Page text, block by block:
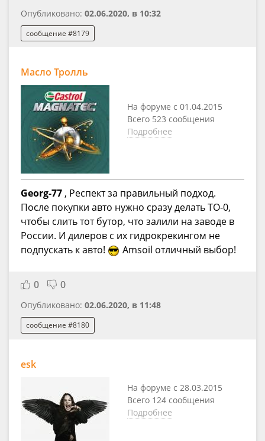
Опубликовано: 02.06.2020, в 10:32
сообщение #8179
Масло Тролль
На форуме с 01.04.2015
Всего 523 сообщения
Подробнее
Georg-77 , Респект за правильный подход.
После покупки авто нужно сразу делать ТО-0,
чтобы слить тот бутор, что залили на заводе в
России. И дилеров с их гидрокрекингом не
подпускать к авто!
Amsoil отличный выбор!
0 0
Опубликовано: 02.06.2020, в 11:48
сообщение #8180
esk
На форуме с 28.03.2015
Всего 124 сообщения
Подробнее